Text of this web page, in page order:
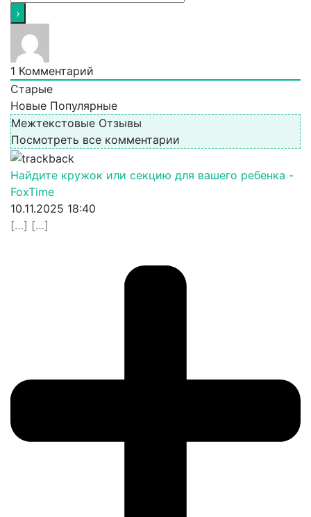
1 Комментарий
Старые
Новые Популярные
Межтекстовые Отзывы
Посмотреть все комментарии
Найдите кружок или секцию для вашего ребенка -
FoxTime
10.11.2025 18:40
[…] […]